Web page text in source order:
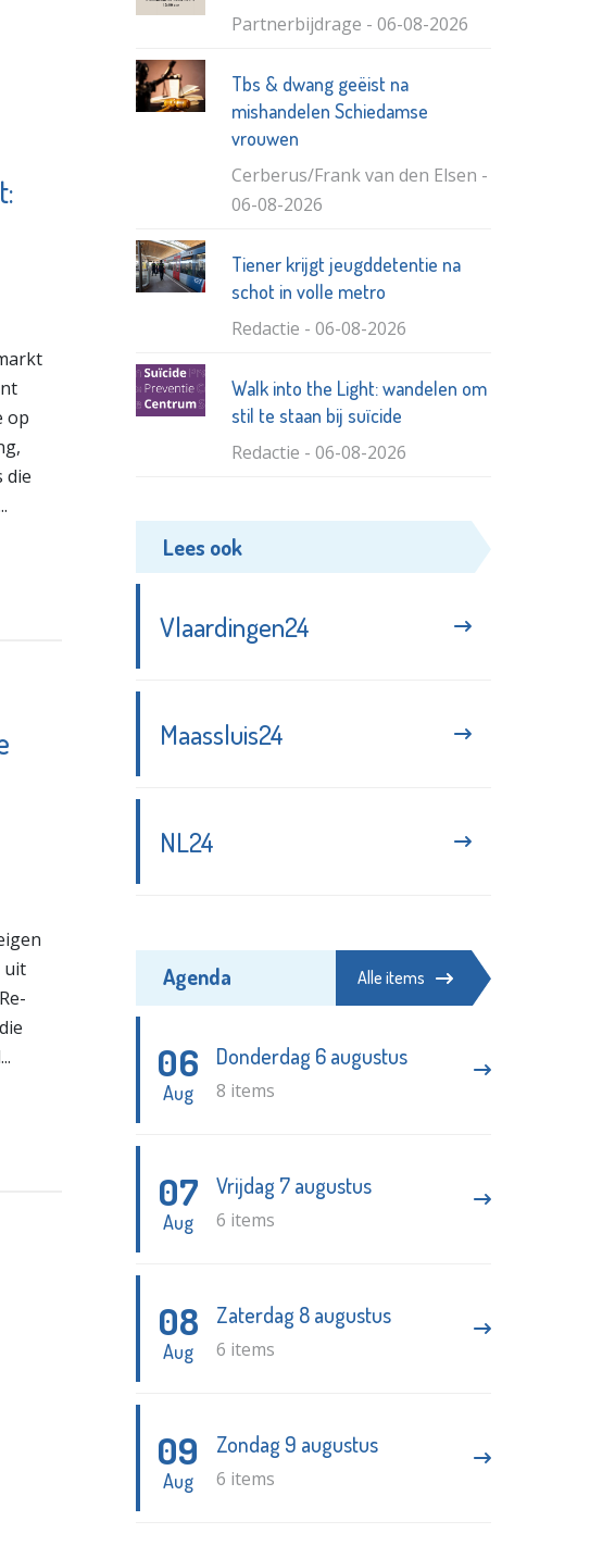
op
die
uit
Partnerbijdrage - 06-08-2026
Tbs & dwang geëist na
mishandelen Schiedamse
vrouwen
Cerberus/Frank van den Elsen -
06-08-2026
Tiener krijgt jeugddetentie na
schot in volle metro
Redactie - 06-08-2026
Walk into the Light: wandelen om
stil te staan bij suïcide
Redactie - 06-08-2026
Vlaardingen pakt fietsverbinding
Vijfsluizen / Trimpad aan
Schiedam krijgt nieuw 35+-
Lees ook
Vlaardingen24
Maassluis24
NL24
Agenda Alle items
06
Aug
Donderdag 6 augustus
8 items
07
Aug
Vrijdag 7 augustus
6 items
08
Aug
Zaterdag 8 augustus
6 items
09
Aug
Zondag 9 augustus
6 items